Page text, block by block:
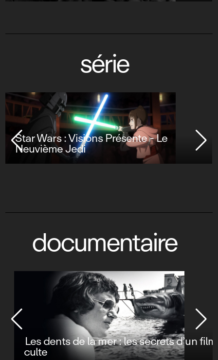
série
Star Wars : Visions Présente - Le
Neuvième Jedi
documentaire
Les dents de la mer : les secrets d’un film
culte